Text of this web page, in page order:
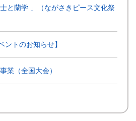
と蘭学 」（ながさきピース文化祭
ントのお知らせ】
業（全国大会）